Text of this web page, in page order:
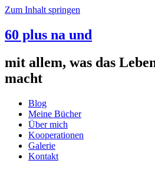
Zum Inhalt springen
60 plus na und
mit allem, was das
macht
Blog
Meine Bücher
Über mich
Kooperationen
Galerie
Kontakt